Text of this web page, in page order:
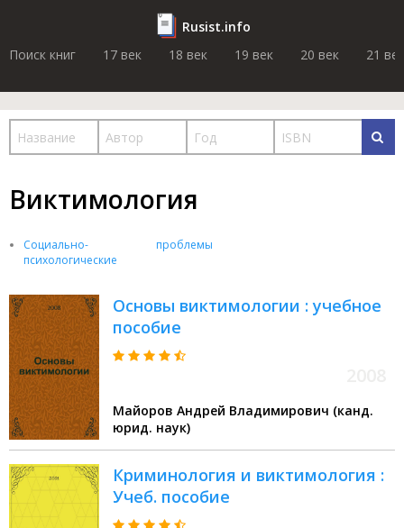
Rusist.info
Поиск книг
17 век 18 век 19 век 20 век 21 век
Виктимология
Социально-
психологические
проблемы
Основы виктимологии : учебное
пособие
Майоров Андрей Владимирович (канд.
юрид. наук)
Криминология и виктимология :
Учеб. пособие